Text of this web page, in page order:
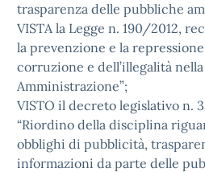
trasparenza delle pubbliche
VISTA la Legge n. 190/2012,
la prevenzione e la
corruzione e dell’illegalità
Amministrazione”;
VISTO il decreto legislativo n.
“Riordino della disciplina
obblighi di pubblicità,
informazioni da parte delle